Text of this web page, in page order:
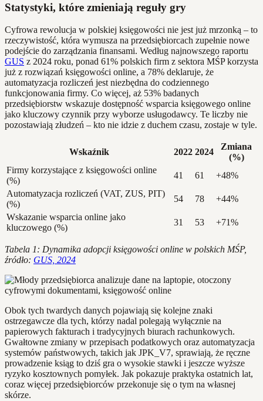
Statystyki, które zmieniają reguły gry
Cyfrowa rewolucja w polskiej księgowości nie jest już mrzonką – to
rzeczywistość, która wymusza na przedsiębiorcach zupełnie nowe
podejście do zarządzania finansami. Według najnowszego raportu
GUS z 2024 roku, ponad 61% polskich firm z sektora MŚP korzysta
już z rozwiązań księgowości online, a 78% deklaruje, że
automatyzacja rozliczeń jest niezbędna do codziennego
funkcjonowania firmy. Co więcej, aż 53% badanych
przedsiębiorstw wskazuje dostępność wsparcia księgowego online
jako kluczowy czynnik przy wyborze usługodawcy. Te liczby nie
pozostawiają złudzeń – kto nie idzie z duchem czasu, zostaje w tyle.
Wskaźnik 2022 2024
Zmiana
(%)
Firmy korzystające z księgowości online
(%)
41 61
+48%
Automatyzacja rozliczeń (VAT, ZUS, PIT)
(%)
54 78
+44%
Wskazanie wsparcia online jako
kluczowego (%)
31 53 +71%
Tabela 1: Dynamika adopcji księgowości online w polskich MŚP,
źródło: GUS, 2024
Obok tych twardych danych pojawiają się kolejne znaki
ostrzegawcze dla tych, którzy nadal polegają wyłącznie na
papierowych fakturach i tradycyjnych biurach rachunkowych.
Gwałtowne zmiany w przepisach podatkowych oraz automatyzacja
systemów państwowych, takich jak JPK_V7, sprawiają, że ręczne
prowadzenie ksiąg to dziś gra o wysokie stawki i jeszcze wyższe
ryzyko kosztownych pomyłek. Jak pokazuje praktyka ostatnich lat,
coraz więcej przedsiębiorców przekonuje się o tym na własnej
skórze.